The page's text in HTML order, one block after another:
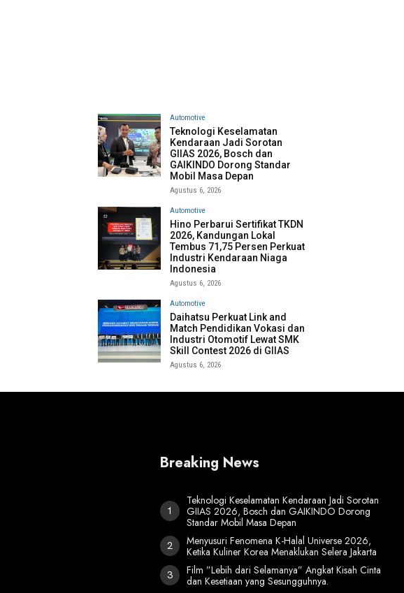
Automotive
Teknologi Keselamatan
Kendaraan Jadi Sorotan
GIIAS 2026, Bosch dan
GAIKINDO Dorong Standar
Mobil Masa Depan
Agustus 6, 2026
Automotive
Hino Perbarui Sertifikat TKDN
2026, Kandungan Lokal
Tembus 71,75 Persen Perkuat
Industri Kendaraan Niaga
Indonesia
Agustus 6, 2026
Automotive
Daihatsu Perkuat Link and
Match Pendidikan Vokasi dan
Industri Otomotif Lewat SMK
Skill Contest 2026 di GIIAS
Agustus 6, 2026
Breaking News
Teknologi Keselamatan Kendaraan Jadi Sorotan
GIIAS 2026, Bosch dan GAIKINDO Dorong
Standar Mobil Masa Depan
Menyusuri Fenomena K-Halal Universe 2026,
Ketika Kuliner Korea Menaklukan Selera Jakarta
Film ”Lebih dari Selamanya” Angkat Kisah Cinta
dan Kesetiaan yang Sesungguhnya.